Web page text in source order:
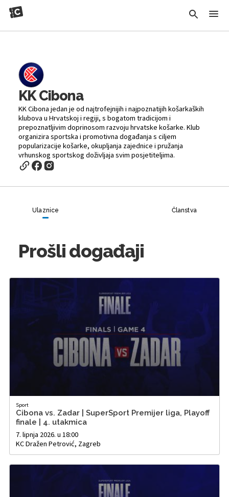
KK Cibona
KK Cibona jedan je od najtrofejnijih i najpoznatijih košarkaških
klubova u Hrvatskoj i regiji, s bogatom tradicijom i
prepoznatljivim doprinosom razvoju hrvatske košarke. Klub
organizira sportska i promotivna događanja s ciljem
popularizacije košarke, okupljanja zajednice i pružanja
vrhunskog sportskog doživljaja svim posjetiteljima.
Ulaznice Članstva
Prošli događaji
Sport
Cibona vs. Zadar | SuperSport Premijer liga, Playoff
finale | 4. utakmica
7. lipnja 2026. u 18:00
KC Dražen Petrović, Zagreb